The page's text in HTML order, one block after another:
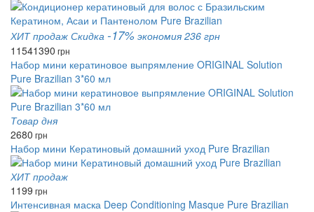
ХИТ продаж Скидка -17% экономия 236 грн
11541390 грн
Набор мини кератиновое выпрямление ORIGINAL Solution
Pure Brazilian 3*60 мл
Товар дня
2680 грн
Набор мини Кератиновый домашний уход Pure Brazilian
ХИТ продаж
1199 грн
Интенсивная маска Deep Conditioning Masque Pure Brazilian